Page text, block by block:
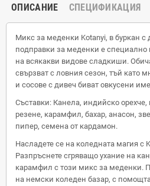
ОПИСАНИЕ СПЕЦИФИКАЦИЯ
Микс за меденки Kotanyi, в буркан с
подправки за меденки е специално
на всякакви видове сладкиши.
свързват с ловния сезон, тъй като
и сосове с дивеч биват овкусени
Съставки: Канела, индийско
резене, карамфил, бахар, анасон,
пипер, семена от кардамон.
Насладете се на коледната магия с
Разпръснете сгряващо ухание на
карамфил с този микс за меденки.
на немски коледен базар, с